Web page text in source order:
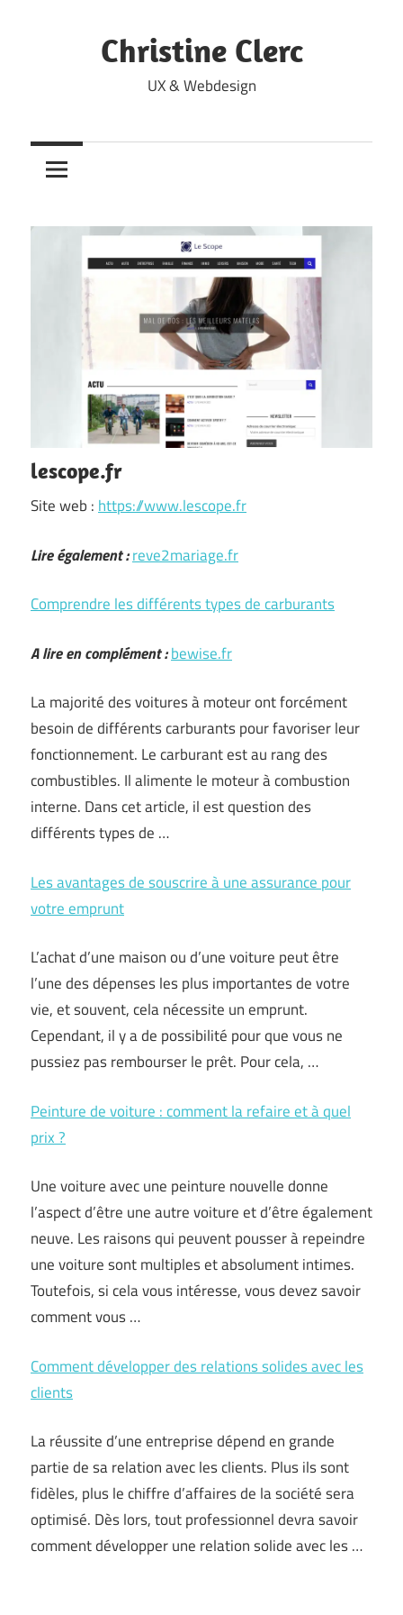
Christine Clerc
UX & Webdesign
lescope.fr
Site web : https://www.lescope.fr
Lire également :reve2mariage.fr
Comprendre les différents types de carburants
A lire en complément :bewise.fr
La majorité des voitures à moteur ont forcément
besoin de différents carburants pour favoriser leur
fonctionnement. Le carburant est au rang des
combustibles. Il alimente le moteur à combustion
interne. Dans cet article, il est question des
différents types de …
Les avantages de souscrire à une assurance pour
votre emprunt
L’achat d’une maison ou d’une voiture peut être
l’une des dépenses les plus importantes de votre
vie, et souvent, cela nécessite un emprunt.
Cependant, il y a de possibilité pour que vous ne
pussiez pas rembourser le prêt. Pour cela, …
Peinture de voiture : comment la refaire et à quel
prix ?
Une voiture avec une peinture nouvelle donne
l’aspect d’être une autre voiture et d’être également
neuve. Les raisons qui peuvent pousser à repeindre
une voiture sont multiples et absolument intimes.
Toutefois, si cela vous intéresse, vous devez savoir
comment vous …
Comment développer des relations solides avec les
clients
La réussite d’une entreprise dépend en grande
partie de sa relation avec les clients. Plus ils sont
fidèles, plus le chiffre d’affaires de la société sera
optimisé. Dès lors, tout professionnel devra savoir
comment développer une relation solide avec les …